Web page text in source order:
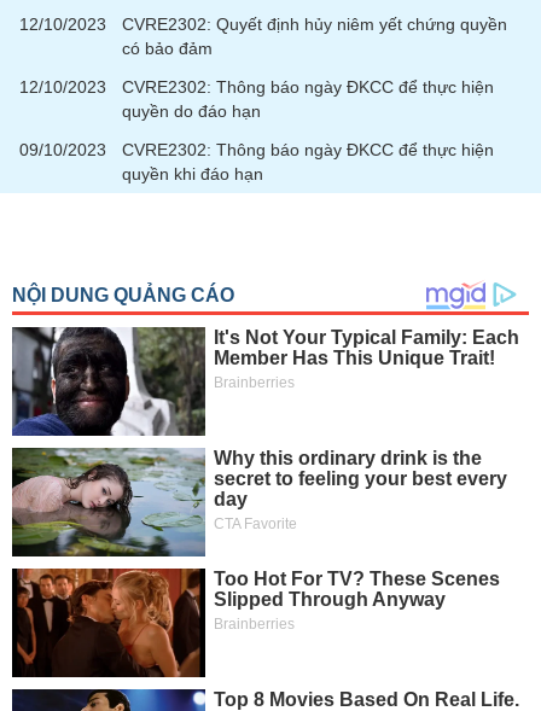
12/10/2023
CVRE2302: Quyết định hủy niêm yết chứng quyền
có bảo đảm
12/10/2023
CVRE2302: Thông báo ngày ĐKCC để thực hiện
quyền do đáo hạn
09/10/2023
CVRE2302: Thông báo ngày ĐKCC để thực hiện
quyền khi đáo hạn